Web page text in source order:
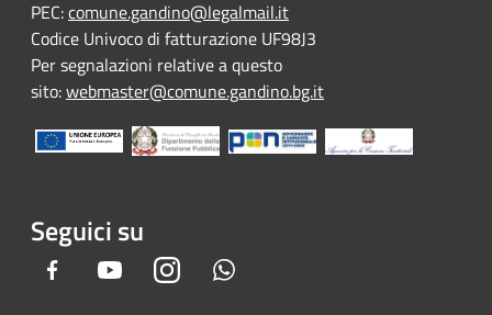
PEC:comune.gandino@legalmail.it
Codice Univoco di fatturazione UF98J3
Per segnalazioni relative a questo
sito:webmaster@comune.gandino.bg.it
Seguici su
Facebook YoutubeInstagram